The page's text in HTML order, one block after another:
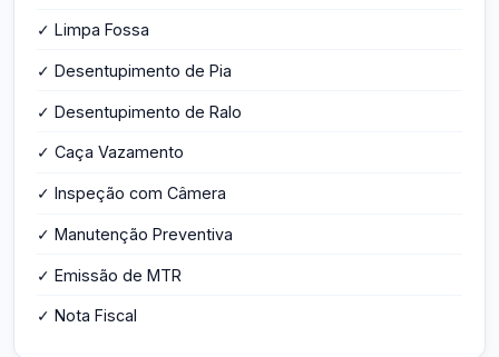
✓ Limpa Fossa
✓ Desentupimento de Pia
✓ Desentupimento de Ralo
✓ Caça Vazamento
✓ Inspeção com Câmera
✓ Manutenção Preventiva
✓ Emissão de MTR
✓ Nota Fiscal